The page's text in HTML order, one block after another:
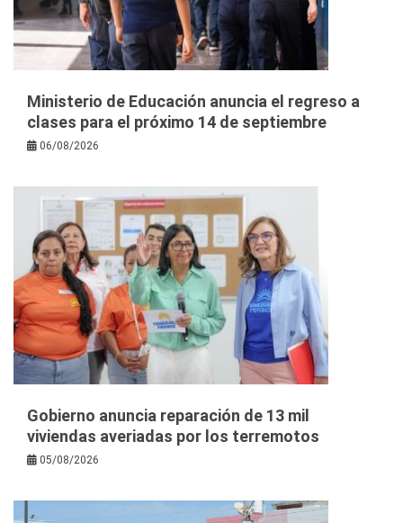
Ministerio de Educación anuncia el regreso a
clases para el próximo 14 de septiembre
06/08/2026
Gobierno anuncia reparación de 13 mil
viviendas averiadas por los terremotos
05/08/2026